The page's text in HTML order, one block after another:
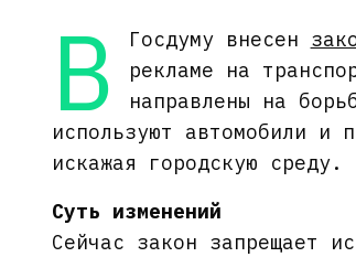
В Госдуму внесен
рекламе на
направлены на
используют автомобили и
искажая городскую среду.
Суть изменений
Сейчас закон запрещает